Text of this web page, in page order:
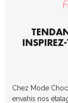
Chez Mode
envahis nos